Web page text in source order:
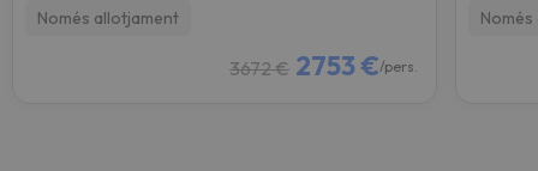
Només allotjament
3672 € 2753 €/pers.